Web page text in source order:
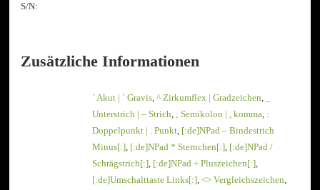
S/N:
Zusätzliche Informationen
´ Akut | ` Gravis,^ Zirkumflex | Gradzeichen,
Unterstrich | – Strich, ; Semikolon | , komma, :
Doppelpunkt | . Punkt, [:de]NPad – Bindestrich
Minus[:], [:de]NPad * Sternchen[:], [:de]NPad /
Schrägstrich[:], [:de]NPad + Pluszeichen[:],
[:de]Umschalttaste Links[:],<> Vergleichszeichen,